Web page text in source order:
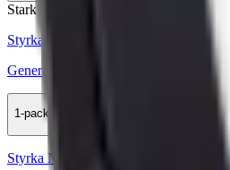
Stark
Styrka Stark · Slim
General Slim White Portion Strong
1-pack
Styrka Normal · Slim